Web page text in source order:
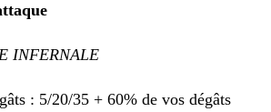
INFERNALE
: 5/20/35 + 60% de vos dégâts